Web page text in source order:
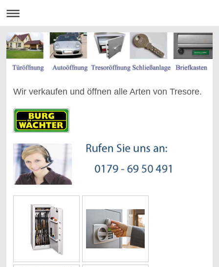
Wir verkaufen und öffnen alle Arten von Tresore.